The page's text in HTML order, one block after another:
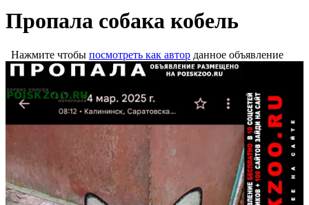
Пропала собака кобель
Нажмите чтобы посмотреть как автор данное объявление